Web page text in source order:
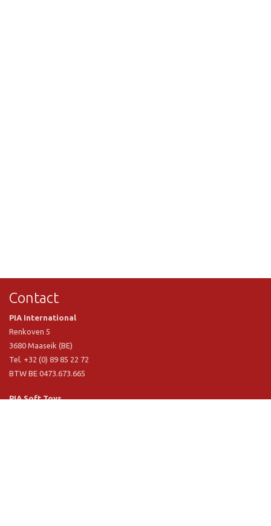
Contact
PIA International
Renkoven 5
3680 Maaseik (BE)
Tel. +32 (0) 89 85 22 72
BTW BE 0473.673.665
PIA Soft Toys